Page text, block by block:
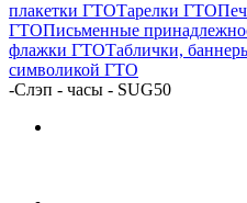
плакетки ГТОТарелки ГТО
ГТОПисьменные
флажки ГТОТаблички,
символикой ГТО
-Слэп - часы - SUG50